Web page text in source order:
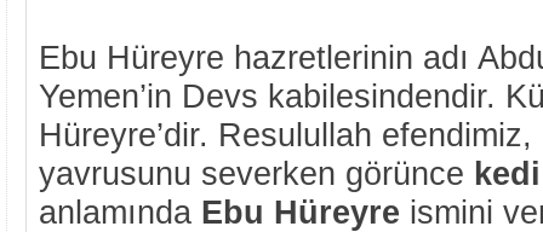
Ebu Hüreyre hazretlerinin adı
Yemen’in Devs kabilesindendir.
Hüreyre’dir. Resulullah
yavrusunu severken görünce
anlamında Ebu Hüreyre ismini